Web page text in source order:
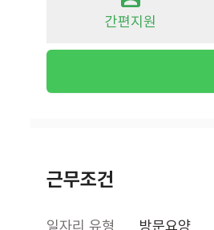
간편지원
근무조건
일자리 유형 방문요양